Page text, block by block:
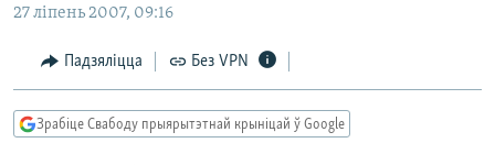
да
навігацыі
Перайсьці
да
ЭКАНОМІКА
ГІСТОРЫЯ НА СВАБОДЗЕ
ПАДКАСТЫ
ПАДЗЯЛІЦЦА ІНФАРМАЦЫЯЙ
ПАДКАСТЫ
27 ліпень 2007, 09:16
Падзяліцца Без VPN
Зрабіце Свабоду прыярытэтнай крыніцай ў Google